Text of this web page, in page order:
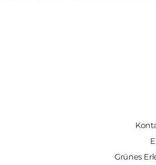
Grünes